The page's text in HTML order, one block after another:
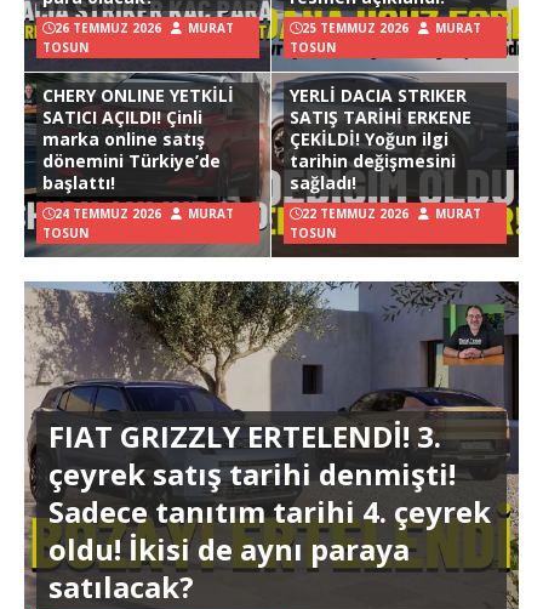
26 TEMMUZ 2026
MURAT
TOSUN
25 TEMMUZ 2026
MURAT
TOSUN
CHERY ONLINE YETKİLİ
SATICI AÇILDI! Çinli
marka online satış
dönemini Türkiye’de
başlattı!
24 TEMMUZ 2026
MURAT
TOSUN
YERLİ DACIA STRIKER
SATIŞ TARİHİ ERKENE
ÇEKİLDİ! Yoğun ilgi
tarihin değişmesini
sağladı!
22 TEMMUZ 2026
MURAT
TOSUN
FIAT GRIZZLY ERTELENDİ! 3.
çeyrek satış tarihi denmişti!
Sadece tanıtım tarihi 4. çeyrek
oldu! İkisi de aynı paraya
satılacak?